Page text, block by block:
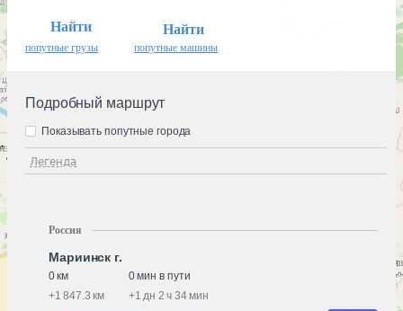
Найти
попутные грузы
Найти
попутные машины
Подробный маршрут
Легенда
Показывать попутные города
Россия
Мариинск г.
0 км
0 мин в пути
+1 847.3 км +1 дн 2 ч 34 мин